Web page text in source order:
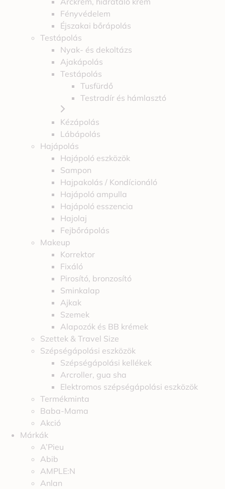
Fényvédelem
Éjszakai bőrápolás
Testápolás
Nyak- és dekoltázs
Ajakápolás
Testápolás
Tusfürdő
Testradír és hámlasztó
Kézápolás
Lábápolás
Hajápolás
Hajápoló eszközök
Sampon
Hajpakolás / Kondícionáló
Hajápoló ampulla
Hajápoló esszencia
Hajolaj
Fejbőrápolás
Makeup
Korrektor
Fixáló
Pirosító, bronzosító
Sminkalap
Ajkak
Szemek
Alapozók és BB krémek
Szettek & Travel Size
Szépségápolási eszközök
Szépségápolási kellékek
Arcroller, gua sha
Elektromos szépségápolási eszközök
Termékminta
Baba-Mama
Akció
Márkák
A’Pieu
Abib
AMPLE:N
Anlan